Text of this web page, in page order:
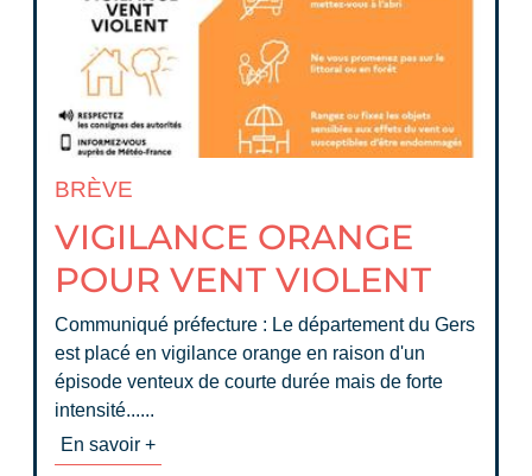
BRÈVE
VIGILANCE ORANGE
POUR VENT VIOLENT
Communiqué préfecture : Le département du Gers
est placé en vigilance orange en raison d'un
épisode venteux de courte durée mais de forte
intensité......
En savoir +